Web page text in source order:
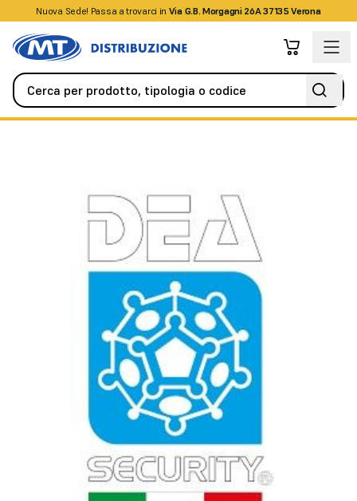
Nuova Sede! Passa a trovarci in Via G.B. Morgagni 26A 37135 Verona
+39045509826